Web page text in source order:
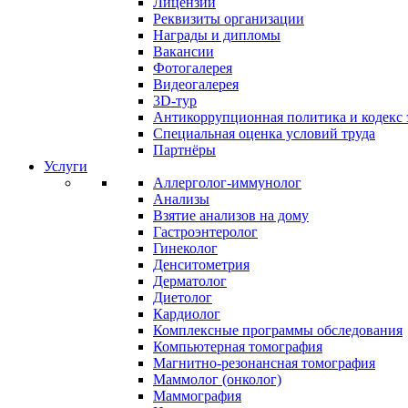
Реквизиты организации
Награды и дипломы
Вакансии
Фотогалерея
Видеогалерея
3D-тур
Антикоррупционная политика и кодекс
Специальная оценка условий труда
Партнёры
Услуги
Аллерголог-иммунолог
Анализы
Взятие анализов на дому
Гастроэнтеролог
Гинеколог
Денситометрия
Дерматолог
Диетолог
Кардиолог
Комплексные программы обследования
Компьютерная томография
Магнитно-резонансная томография
Маммолог (онколог)
Маммография